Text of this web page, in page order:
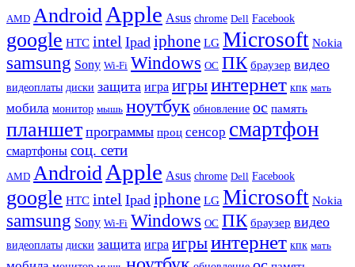
AMD Android Apple Asus chrome Dell Facebook
google HTC intel Ipad iphone LG Microsoft Nokia
samsung Sony Wi-Fi Windows ОС ПК браузер видео
видеоплаты диски защита игра игрыинтернет кпк мать
мобила монитор мышь ноутбук обновление ос память
планшет программы проц сенсор смартфон
смартфоны соц. сети
AMD Android Apple Asus chrome Dell Facebook
google HTC intel Ipad iphone LG Microsoft Nokia
samsung Sony Wi-Fi Windows ОС ПК браузер видео
видеоплаты диски защита игра игрыинтернет кпк мать